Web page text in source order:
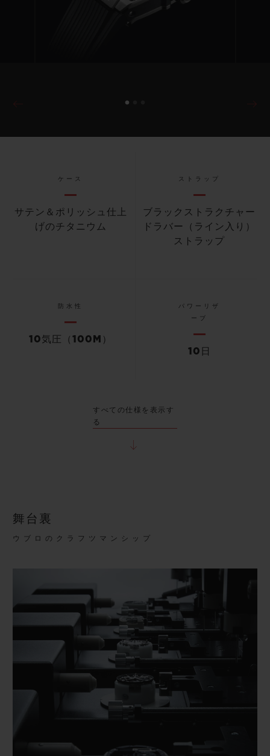
ケース
サテン＆ポリッシュ仕上
げのチタニウム
ストラップ
ブラックストラクチャー
ドラバー（ライン入り）
ストラップ
防水性
10気圧（100M）
パワーリザ
ーブ
10日
すべての仕様を表示す
る
舞台裏
ウブロのクラフツマンシップ